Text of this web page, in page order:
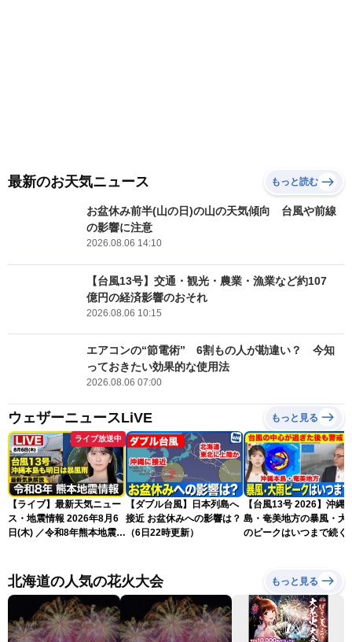
最新のお天気ニュース もっと読む
お盆休み前半(山の日)の山の天気傾向 台風や前線
の影響に注意
2026.08.06 14:10
【台風13号】交通・観光・農業・漁業など約107
億円の経済影響のおそれ
2026.08.06 10:15
エアコンの“節電術” 6割もの人が勘違い？ 今知
っておきたい効果的な使用法
2026.08.06 07:00
ウェザーニュースLiVE もっと見る
ライブ放送中
【ライブ】最新天気ニュー
ス・地震情報 2026年8月6
日(木) ／令和8年熊本地震情
LiVEムーン・駒木結衣／本
田竜也〉
【ダブル台風】日本列島へ
接近 お盆休みへの影響は？
（6日22時更新）
【台風13号 2026】沖縄
島・奄美地方の暴風・大
のピークはいつまで続く
北海道の人気の花火大会 もっと見る